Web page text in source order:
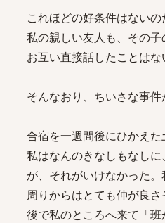
これほどの好条件はない
私の親しい友人も、その子
お互い直接話したことはな
そんなおり、ちいさな事件
合宿を一週間後にひかえた
私はなんのきなしもなしに
が、それがいけなかった。
周りからはとても仲が良
後で私のところへ来て「班